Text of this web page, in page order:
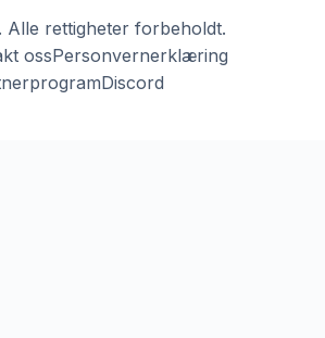
rettigheter forbeholdt.
ossPersonvernerklæring
Discord